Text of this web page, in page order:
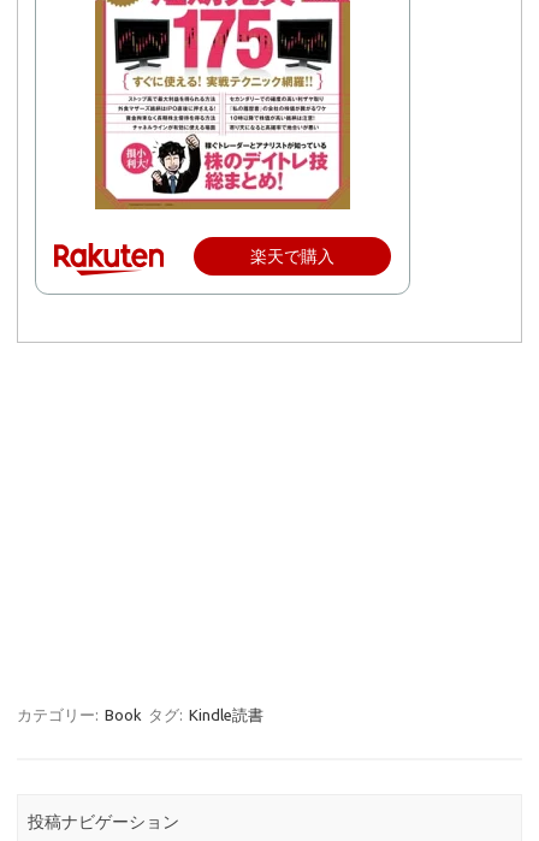
楽天で購入
カテゴリー: Book タグ: Kindle読書
投稿ナビゲーション